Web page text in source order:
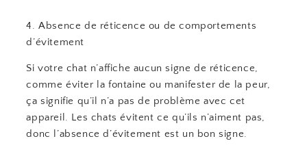
4. Absence de réticence ou de comportements
d’évitement
Si votre chat n’affiche aucun signe de réticence,
comme éviter la fontaine ou manifester de la peur,
ça signifie qu’il n’a pas de problème avec cet
appareil. Les chats évitent ce qu’ils n’aiment pas,
donc l’absence d’évitement est un bon signe.